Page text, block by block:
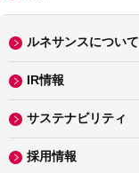
ルネサンスについて
IR情報
サステナビリティ
採用情報